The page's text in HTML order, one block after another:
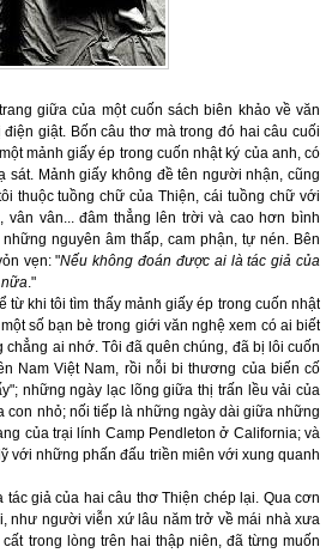
giữa của một cuốn sách biên khảo về văn
giật. Bốn câu thơ mà trong đó hai câu cuối
mảnh giấy ép trong cuốn nhật ký của anh, có
sát. Mảnh giấy không đề tên người nhận, cũng
thuộc tuồng chữ của Thiện, cái tuồng chữ với
vân vân... đâm thẳng lên trời và cao hơn bình
nguyên âm thấp, cam phận, tự nén. Bên
vẹn: "Nếu không đoán được ai là tác giả của
nữa."
từ khi tôi tìm thấy mảnh giấy ép trong cuốn nhật
số bạn bè trong giới văn nghệ xem có ai biết
chẳng ai nhớ. Tôi đã quên chúng, đã bị lôi cuốn
Nam Việt Nam, rồi nỗi bi thương của biến cố
những ngày lạc lõng giữa thị trấn lều vải của
con nhỏ; nối tiếp là những ngày dài giữa những
của trại lính Camp Pendleton ở California; và
với những phấn đấu triền miên với xung quanh
tác giả của hai câu thơ Thiện chép lại. Qua cơn
như người viễn xứ lâu năm trở về mái nhà xưa
trong lòng trên hai thập niên, đã từng muốn